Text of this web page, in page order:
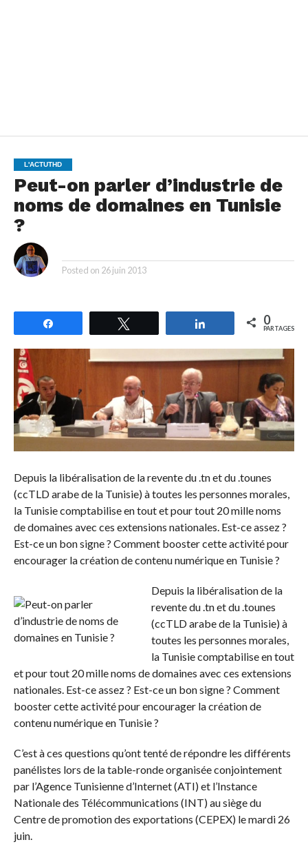
L'ACTUTHD
Peut-on parler d’industrie de
noms de domaines en Tunisie
?
Posted on 26 juin 2013
Partagez 0
PARTAGES
Depuis la libéralisation de la revente du .tn et du .tounes
(ccTLD arabe de la Tunisie) à toutes les personnes morales,
la Tunisie comptabilise en tout et pour tout 20 mille noms
de domaines avec ces extensions nationales. Est-ce assez ?
Est-ce un bon signe ? Comment booster cette activité pour
encourager la création de contenu numérique en Tunisie ?
Depuis la libéralisation de la
revente du .tn et du .tounes
(ccTLD arabe de la Tunisie) à
toutes les personnes morales,
la Tunisie comptabilise en tout
et pour tout 20 mille noms de domaines avec ces extensions
nationales. Est-ce assez ? Est-ce un bon signe ? Comment
booster cette activité pour encourager la création de
contenu numérique en Tunisie ?
C’est à ces questions qu’ont tenté de répondre les différents
panélistes lors de la table-ronde organisée conjointement
par l’Agence Tunisienne d’Internet (ATI) et l’Instance
Nationale des Télécommunications (INT) au siège du
Centre de promotion des exportations (CEPEX) le mardi 26
juin.